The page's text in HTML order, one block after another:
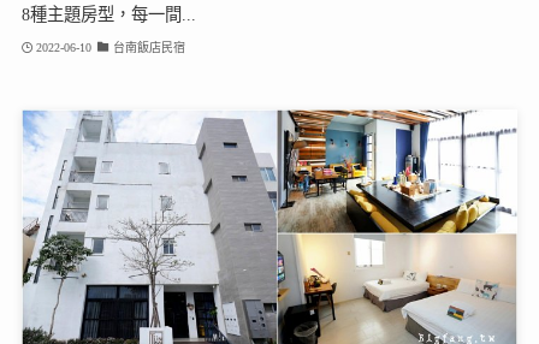
8種主題房型，每一間...
2022-06-10 台南飯店民宿